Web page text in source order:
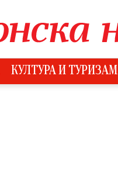
КУЛТУРА И ТУРИЗАМ